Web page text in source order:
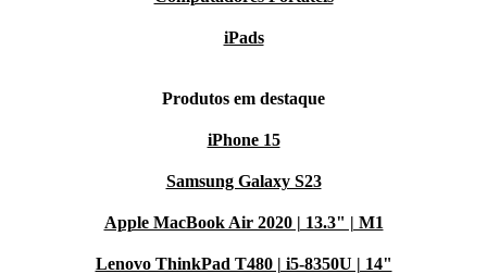
iPads
Produtos em destaque
iPhone 15
Samsung Galaxy S23
Apple MacBook Air 2020 | 13.3" | M1
Lenovo ThinkPad T480 | i5-8350U | 14"